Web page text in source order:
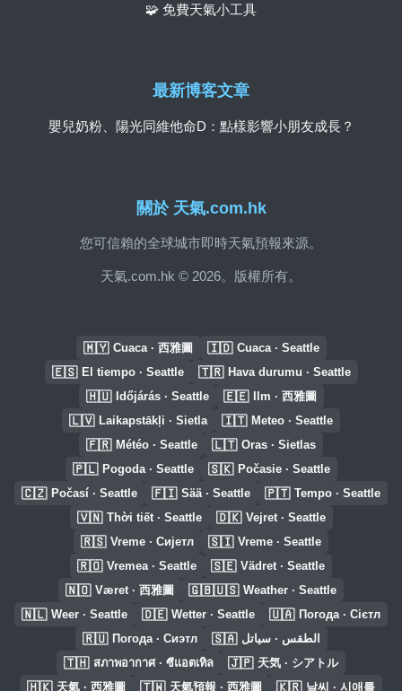
關於 天氣.com.hk
您可信賴的全球城市即時天氣預報來源。
天氣.com.hk © 2026。版權所有。
🧩 免費天氣小工具
最新博客文章
嬰兒奶粉、陽光同維他命D：點樣影響小朋友成長？
🇲🇾 Cuaca · 西雅圖 🇮🇩 Cuaca · Seattle
🇪🇸 El tiempo · Seattle 🇹🇷 Hava durumu · Seattle
🇭🇺 Időjárás · Seattle 🇪🇪 Ilm · 西雅圖
🇱🇻 Laikapstākļi · Sietla 🇮🇹 Meteo · Seattle
🇫🇷 Météo · Seattle 🇱🇹 Oras · Sietlas
🇵🇱 Pogoda · Seattle 🇸🇰 Počasie · Seattle
🇨🇿 Počasí · Seattle 🇫🇮 Sää · Seattle 🇵🇹 Tempo · Seattle
🇻🇳 Thời tiết · Seattle 🇩🇰 Vejret · Seattle
🇷🇸 Vreme · Сијетл 🇸🇮 Vreme · Seattle
🇷🇴 Vremea · Seattle 🇸🇪 Vädret · Seattle
🇳🇴 Været · 西雅圖 🇬🇧🇺🇸 Weather · Seattle
🇳🇱 Weer · Seattle 🇩🇪 Wetter · Seattle 🇺🇦 Погода · Сієтл
🇷🇺 Погода · Сиэтл 🇸🇦 الطقس · سياتل
🇹🇭 สภาพอากาศ · ซีแอตเทิล 🇯🇵 天気 · シアトル
🇭🇰 天氣 · 西雅圖 🇹🇼 天氣預報 · 西雅圖 🇰🇷 날씨 · 시애틀